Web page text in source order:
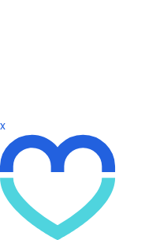
x